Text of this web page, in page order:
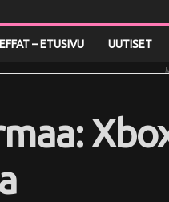
– ETUSIVU UUTISET